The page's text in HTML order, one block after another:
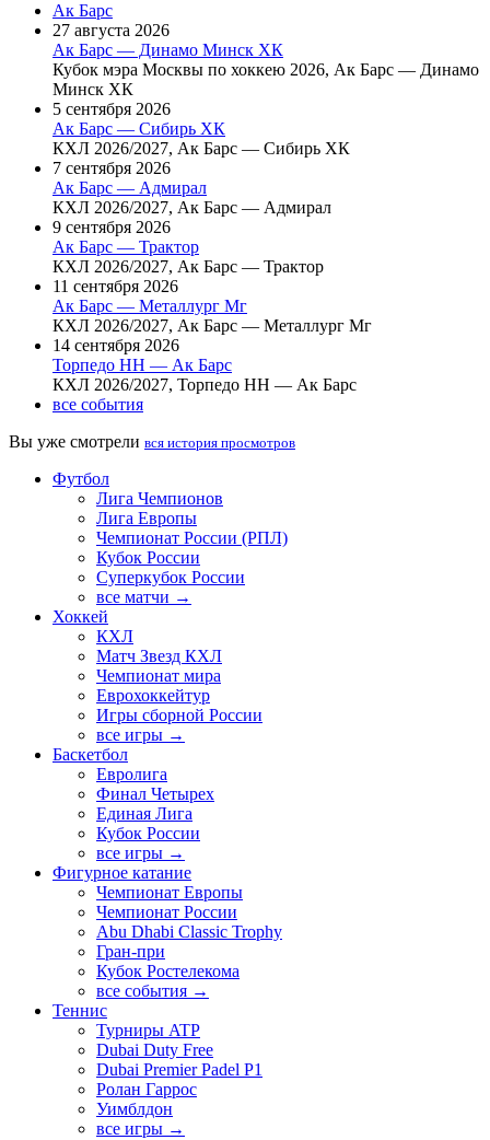
Ак Барс
27 августа 2026
Ак Барс — Динамо Минск ХК
Кубок мэра Москвы по хоккею 2026, Ак Барс — Динамо
Минск ХК
5 сентября 2026
Ак Барс — Сибирь ХК
КХЛ 2026/2027, Ак Барс — Сибирь ХК
7 сентября 2026
Ак Барс — Адмирал
КХЛ 2026/2027, Ак Барс — Адмирал
9 сентября 2026
Ак Барс — Трактор
КХЛ 2026/2027, Ак Барс — Трактор
11 сентября 2026
Ак Барс — Металлург Мг
КХЛ 2026/2027, Ак Барс — Металлург Мг
14 сентября 2026
Торпедо НН — Ак Барс
КХЛ 2026/2027, Торпедо НН — Ак Барс
все события
Вы уже смотрели вся история просмотров
Футбол
Лига Чемпионов
Лига Европы
Чемпионат России (РПЛ)
Кубок России
Суперкубок России
все матчи →
Хоккей
КХЛ
Матч Звезд КХЛ
Чемпионат мира
Еврохоккейтур
Игры сборной России
все игры →
Баскетбол
Евролига
Финал Четырех
Единая Лига
Кубок России
все игры →
Фигурное катание
Чемпионат Европы
Чемпионат России
Abu Dhabi Classic Trophy
Гран-при
Кубок Ростелекома
все события →
Теннис
Турниры ATP
Dubai Duty Free
Dubai Premier Padel P1
Ролан Гаррос
Уимблдон
все игры →